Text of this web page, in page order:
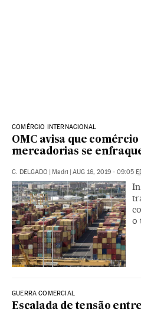
COMÉRCIO INTERNACIONAL
OMC avisa que
mercadorias se
C. DELGADO | Madri | AUG 16, 2019 - 09:05
o
GUERRA COMERCIAL
Escalada de tensão